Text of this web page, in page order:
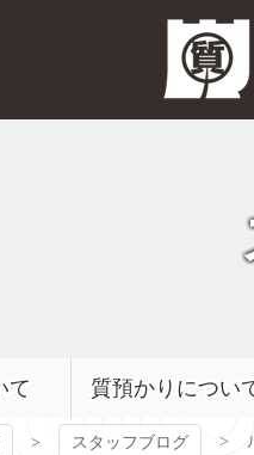
質
て 質預かりについ
スタッフブログ